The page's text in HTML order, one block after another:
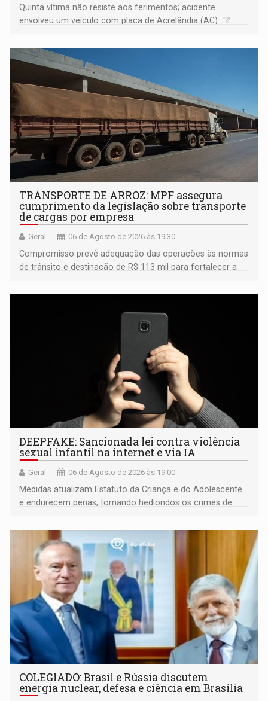
Quinta vítima não resiste aos ferimentos; acidente
envolveu um veículo com placa de Acrelândia (AC)
TRANSPORTE DE ARROZ: MPF assegura
cumprimento da legislação sobre transporte
de cargas por empresa
Geral 06 de Agosto de 2026 às 19:30
Compromisso prevê adequação das operações às normas
de trânsito e destinação de R$ 113 mil para fortalecer a
DEEPFAKE: Sancionada lei contra violência
sexual infantil na internet e via IA
Geral 06 de Agosto de 2026 às 19:00
Medidas atualizam Estatuto da Criança e do Adolescente
e endurecem penas, tornando hediondos os crimes de
COLEGIADO: Brasil e Rússia discutem
energia nuclear, defesa e ciência em Brasília